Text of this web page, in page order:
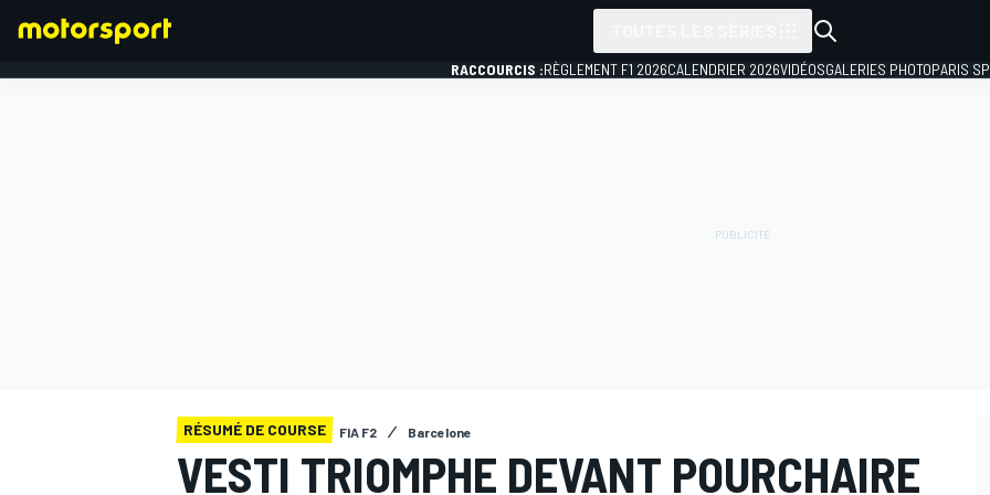
RACCOURCIS :RÈGLEMENT F1 2026CALENDRIER 2026VIDÉOSGALERIES PHOTOPARIS
RÉSUMÉ DE COURSE FIA F2 Barcelone
VESTI TRIOMPHE DEVANT POURCHAIRE